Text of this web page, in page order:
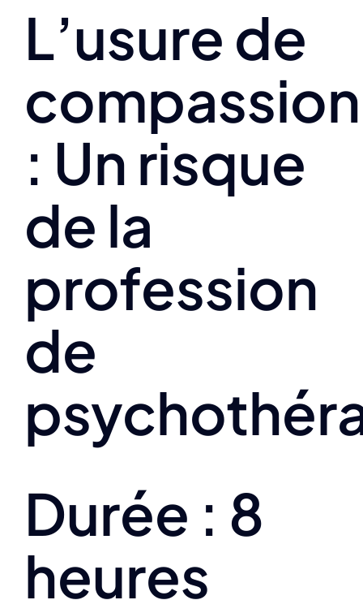
L’usure de
compassion
: Un risque
de la
profession
de
Durée : 8
heures